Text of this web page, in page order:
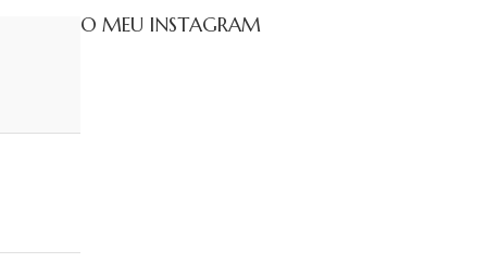
O MEU INSTAGRAM